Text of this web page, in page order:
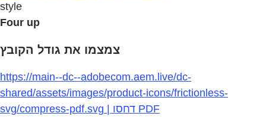
style
Four up
צמצמו את גודל הקובץ
https://main--dc--adobecom.aem.live/dc-
shared/assets/images/product-icons/frictionless-
svg/compress-pdf.svg | דחסו PDF